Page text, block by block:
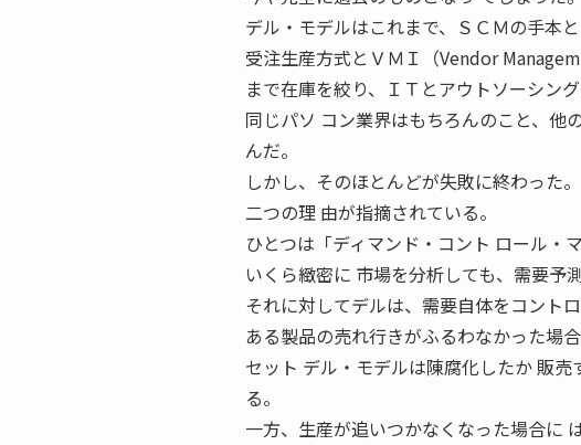
デル・モデルはこれまで、ＳＣＭの手本と
受注生産方式とＶＭＩ（Vendor
まで在庫を絞り、ＩＴとアウトソーシン
同じパソ コン業界はもちろんのこと、他
んだ。
しかし、そのほとんどが失敗に終わった。
二つの理 由が指摘されている。
ひとつは「ディマンド・コント ロール・
いくら緻密に 市場を分析しても、需要予
それに対してデルは、需要自体をコント
ある製品の売れ行きがふるわなかった場
セット デル・モデルは陳腐化したか 販
る。
一方、生産が追いつかなくなった場合に